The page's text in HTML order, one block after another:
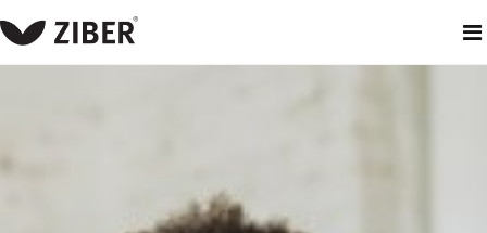
heim produkte ziber team dashboard